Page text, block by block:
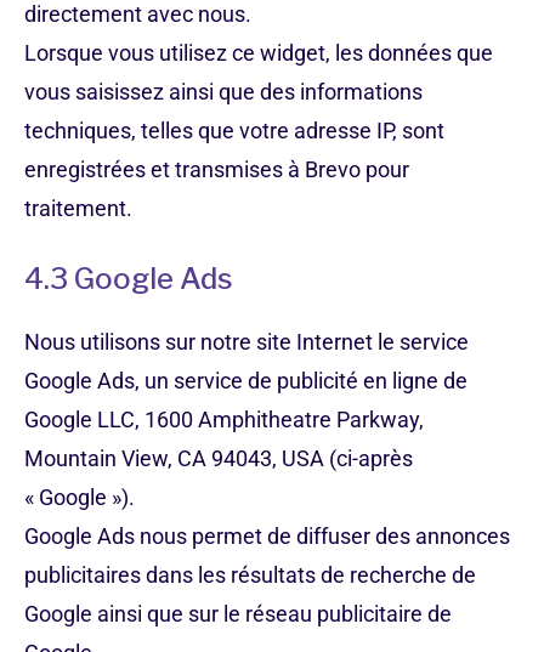
directement avec nous.
Lorsque vous utilisez ce widget, les données que
vous saisissez ainsi que des informations
techniques, telles que votre adresse IP, sont
enregistrées et transmises à Brevo pour
traitement.
4.3 Google Ads
Nous utilisons sur notre site Internet le service
Google Ads, un service de publicité en ligne de
Google LLC, 1600 Amphitheatre Parkway,
Mountain View, CA 94043, USA (ci-après
« Google »).
Google Ads nous permet de diffuser des annonces
publicitaires dans les résultats de recherche de
Google ainsi que sur le réseau publicitaire de